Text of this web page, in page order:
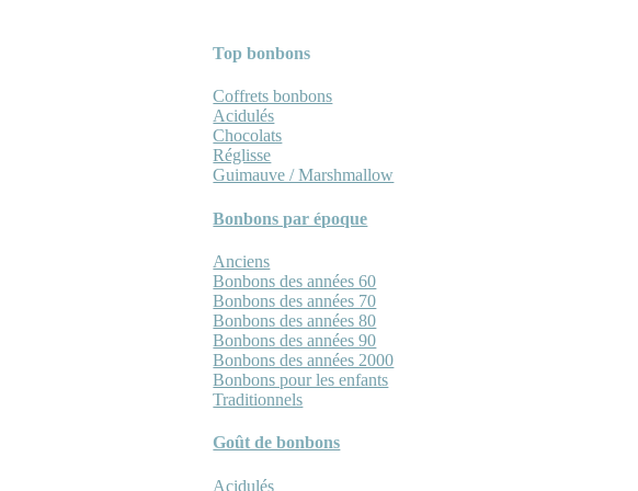
Top bonbons
Coffrets bonbons
Acidulés
Chocolats
Réglisse
Guimauve / Marshmallow
Bonbons par époque
Anciens
Bonbons des années 60
Bonbons des années 70
Bonbons des années 80
Bonbons des années 90
Bonbons des années 2000
Bonbons pour les enfants
Traditionnels
Goût de bonbons
Acidulés